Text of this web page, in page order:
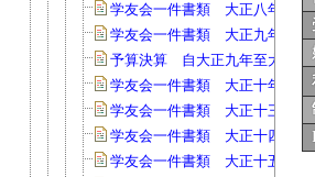
学友会一件書類 大正八年(147)
学友会一件書類 大正九年(54)
予算決算 自大正九年至大正十
学友会一件書類 大正十年(68)
学友会一件書類 大正十三年
学友会一件書類 大正十四年
学友会一件書類 大正十五年